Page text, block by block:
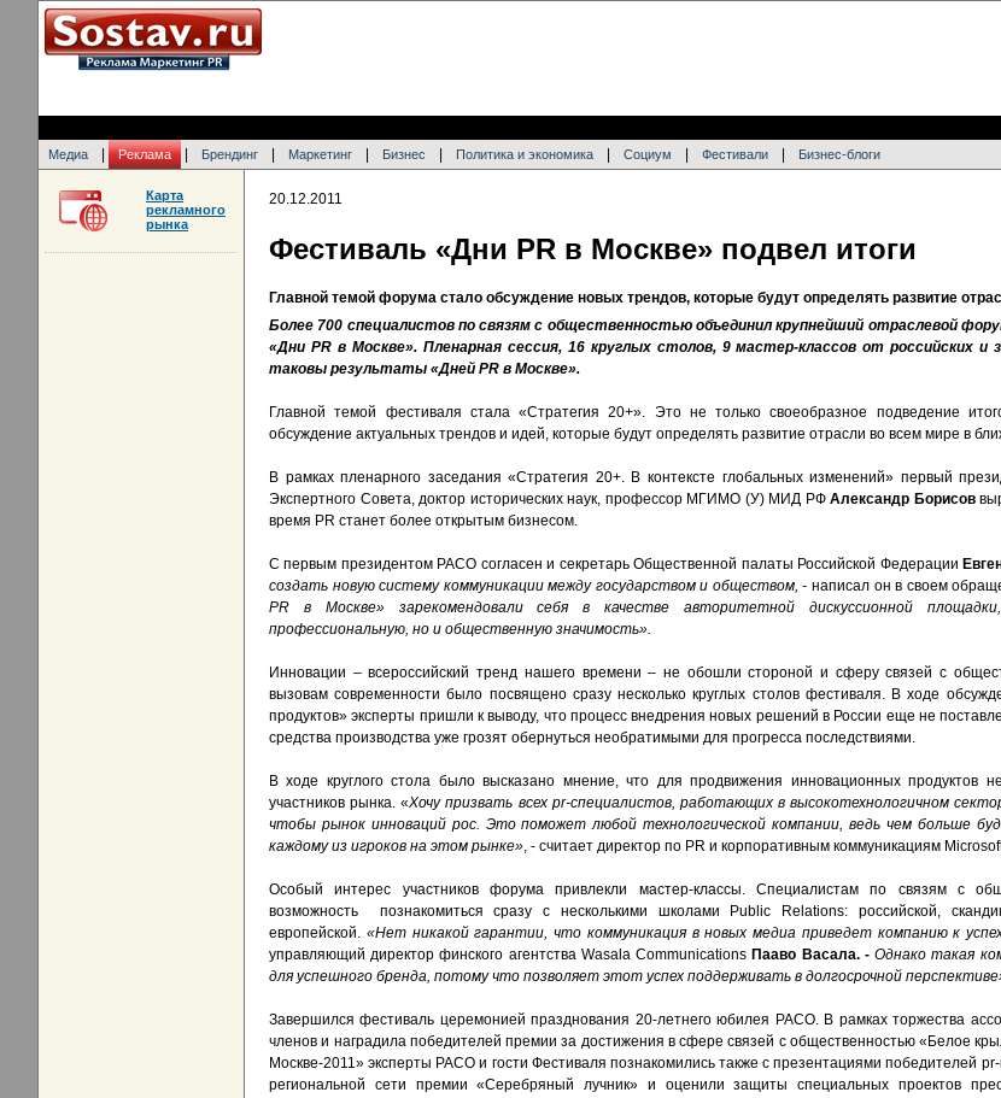
Медиа Реклама Брендинг Маркетинг Бизнес Политика и экономика Социум Фестивали Бизнес-блоги
20.12.2011
Фестиваль «Дни PR в Москве» подвел итоги
Главной темой форума стало обсуждение новых трендов, которые будут определять развитие
Более 700 специалистов по связям с общественностью объединил крупнейший отраслевой
«Дни PRв Москве». Пленарная сессия, 16 круглых столов, 9 мастер-классов от российских и
таковы результаты «Дней PR в Москве».
Главной темой фестиваля стала «Стратегия 20+». Это не только своеобразное подведение
обсуждение актуальных трендов и идей, которые будут определять развитие отрасли во всем мире в
В рамках пленарного заседания «Стратегия 20+. В контексте глобальных изменений» первый
Экспертного Совета, доктор исторических наук, профессор МГИМО (У) МИД РФ Александр Борисов
время PR станет более открытым бизнесом.
С первым президентом РАСО согласен и секретарь Общественной палаты Российской Федерации
создать новую систему коммуникации между государством и обществом, - написал он в своем
PR в Москве» зарекомендовали себя в качестве авторитетной дискуссионной
профессиональную, но и общественную значимость».
Инновации – всероссийский тренд нашего времени – не обошли стороной и сферу связей с
вызовам современности было посвящено сразу несколько круглых столов фестиваля. В ходе
продуктов» эксперты пришли к выводу, что процесс внедрения новых решений в России еще не
средства производства уже грозят обернуться необратимыми для прогресса последствиями.
В ходе круглого стола было высказано мнение, что для продвижения инновационных продуктов
участников рынка. «Хочу призвать всех pr-специалистов, работающих в высокотехнологичном
чтобы рынок инноваций рос. Это поможет любой технологической компании, ведь чем больше
каждому из игроков на этом рынке», - считает директор по PR и корпоративным коммуникациям
Особый интерес участников форума привлекли мастер-классы. Специалистам по связям с
возможность познакомиться сразу с несколькими школами Public Relations: российской,
европейской. «Нет никакой гарантии, что коммуникация в новых медиа приведет компанию к
управляющий директор финского агентства Wasala Communications Пааво Васала. -Однако такая
для успешного бренда, потому что позволяет этот успех поддерживать в долгосрочной
Завершился фестиваль церемонией празднования 20-летнего юбилея РАСО. В рамках торжества
членов и наградила победителей премии за достижения в сфере связей с общественностью «Белое
Москве-2011» эксперты РАСО и гости Фестиваля познакомились также с презентациями победителей pr-
региональной сети премии «Серебряный лучник» и оценили защиты специальных проектов
Карта
рекламного
рынка